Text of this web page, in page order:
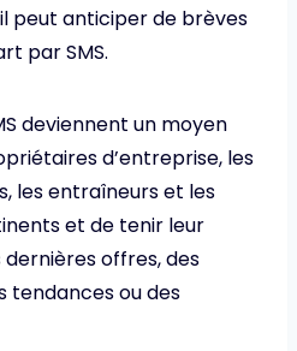
peut anticiper de brèves
par SMS.
deviennent un moyen
d’entreprise, les
les entraîneurs et les
et de tenir leur
offres, des
tendances ou des